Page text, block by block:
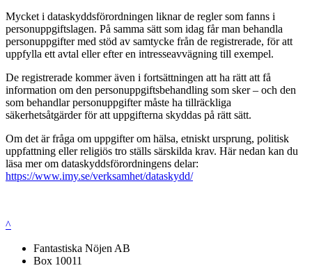
Mycket i dataskyddsförordningen liknar de regler som fanns i
personuppgiftslagen. På samma sätt som idag får man behandla
personuppgifter med stöd av samtycke från de registrerade, för att
uppfylla ett avtal eller efter en intresseavvägning till exempel.
De registrerade kommer även i fortsättningen att ha rätt att få
information om den personuppgiftsbehandling som sker – och den
som behandlar personuppgifter måste ha tillräckliga
säkerhetsåtgärder för att uppgifterna skyddas på rätt sätt.
Om det är fråga om uppgifter om hälsa, etniskt ursprung, politisk
uppfattning eller religiös tro ställs särskilda krav. Här nedan kan du
läsa mer om dataskyddsförordningens delar:
https://www.imy.se/verksamhet/dataskydd/
^
Fantastiska Nöjen AB
Box 10011